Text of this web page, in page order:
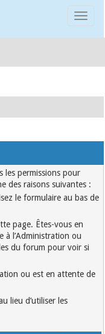
les permissions pour
des raisons suivantes :
le formulaire au bas de
page. Êtes-vous en
à l’Administration ou
du forum pour voir si
ou est en attente de
lieu d’utiliser les